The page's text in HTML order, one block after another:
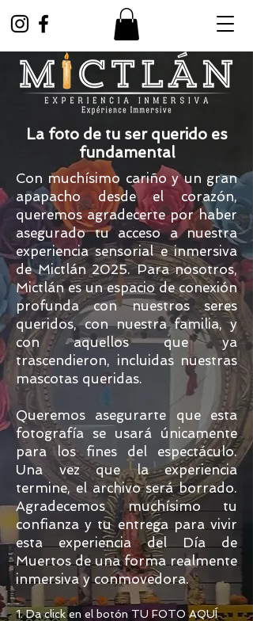
La foto de tu ser querido es
fundamental
Con muchísimo cariño y un gran
apapacho desde el corazón,
queremos agradecerte por haber
asegurado tu acceso a nuestra
experiencia sensorial e inmersiva
de Mictlán 2025. Para nosotros,
Mictlán es un espacio de conexión
profunda con nuestros seres
queridos, con nuestra familia, y
con aquellos que ya
trascendieron, incluidas nuestras
mascotas queridas.
Queremos asegurarte que esta
fotografía se usará únicamente
para los fines del espectáculo.
Una vez que la experiencia
termine, el archivo será borrado.
Agradecemos muchísimo tu
confianza y tu entrega para vivir
esta experiencia del Día de
Muertos de una forma realmente
inmersiva y conmovedora.
1. Da click en el botón TU FOTO AQUÍ